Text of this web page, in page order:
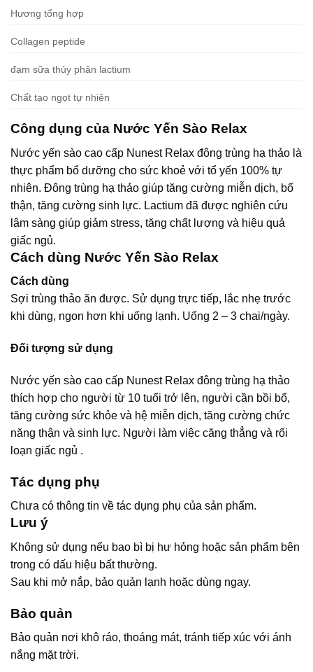
Hương tổng hợp
Collagen peptide
đạm sữa thủy phân lactium
Chất tạo ngọt tự nhiên
Công dụng của Nước Yến Sào Relax
Nước yến sào cao cấp Nunest Relax đông trùng hạ thảo là
thực phẩm bổ dưỡng cho sức khoẻ với tổ yến 100% tự
nhiên. Đông trùng hạ thảo giúp tăng cường miễn dịch, bổ
thận, tăng cường sinh lực. Lactium đã được nghiên cứu
lâm sàng giúp giảm stress, tăng chất lượng và hiệu quả
giấc ngủ.
Cách dùng Nước Yến Sào Relax
Cách dùng
Sợi trùng thảo ăn được. Sử dụng trực tiếp, lắc nhẹ trước
khi dùng, ngon hơn khi uống lạnh. Uống 2 – 3 chai/ngày.
Đối tượng sử dụng
Nước yến sào cao cấp Nunest Relax đông trùng hạ thảo
thích hợp cho người từ 10 tuổi trở lên, người cần bồi bổ,
tăng cường sức khỏe và hệ miễn dịch, tăng cường chức
năng thận và sinh lực. Người làm việc căng thẳng và rối
loạn giấc ngủ .
Tác dụng phụ
Chưa có thông tin về tác dụng phụ của sản phẩm.
Lưu ý
Không sử dụng nếu bao bì bị hư hỏng hoặc sản phẩm bên
trong có dấu hiệu bất thường.
Sau khi mở nắp, bảo quản lạnh hoặc dùng ngay.
Bảo quản
Bảo quản nơi khô ráo, thoáng mát, tránh tiếp xúc với ánh
nắng mặt trời.